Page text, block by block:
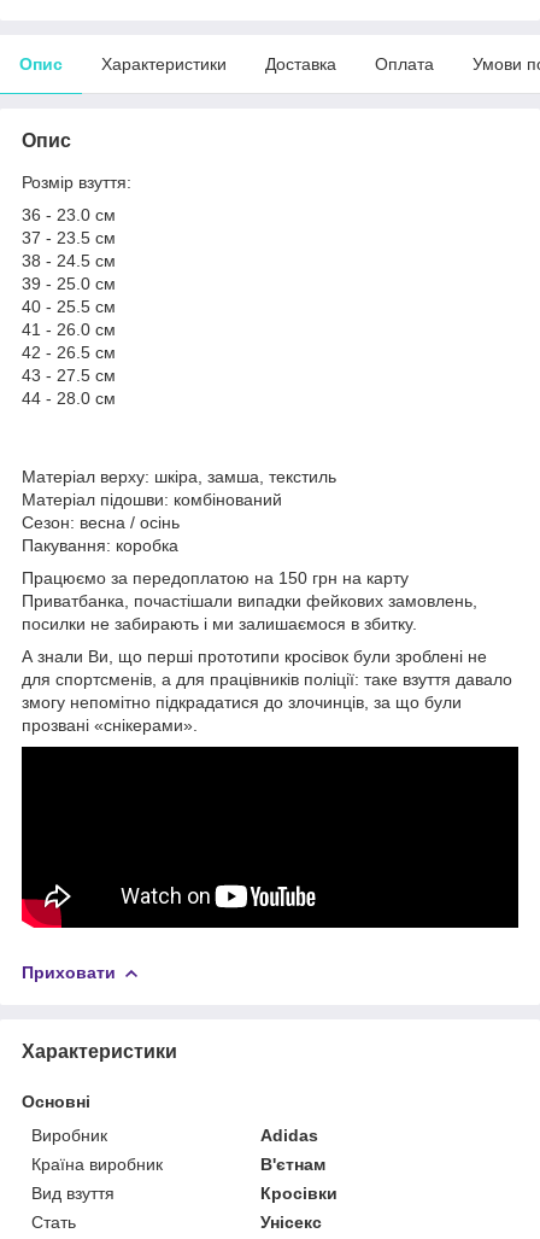
Опис Характеристики Доставка Оплата Умови
Опис
Розмір взуття:
36 - 23.0 см
37 - 23.5 см
38 - 24.5 см
39 - 25.0 см
40 - 25.5 см
41 - 26.0 см
42 - 26.5 см
43 - 27.5 см
44 - 28.0 см
Матеріал верху: шкіра, замша, текстиль
Матеріал підошви: комбінований
Сезон: весна / осінь
Пакування: коробка
Працюємо за передоплатою на 150 грн на карту
Приватбанка, почастішали випадки фейкових замовлень,
посилки не забирають і ми залишаємося в збитку.
А знали Ви, що перші прототипи кросівок були зроблені не
для спортсменів, а для працівників поліції: таке взуття давало
змогу непомітно підкрадатися до злочинців, за що були
прозвані «снікерами».
Приховати
Характеристики
Основні
Виробник
Adidas
Країна виробник
В'єтнам
Вид взуття
Кросівки
Стать
Унісекс